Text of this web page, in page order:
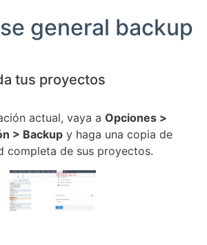
general backup
tus proyectos
actual, vaya a Opciones >
> Backupy haga una copia de
completa de sus proyectos.